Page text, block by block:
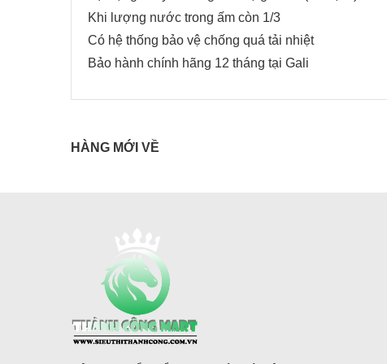
Khi lượng nước trong ấm còn 1/3
Có hệ thống bảo vệ chống quá tải nhiệt
Bảo hành chính hãng 12 tháng tại Gali
HÀNG MỚI VỀ